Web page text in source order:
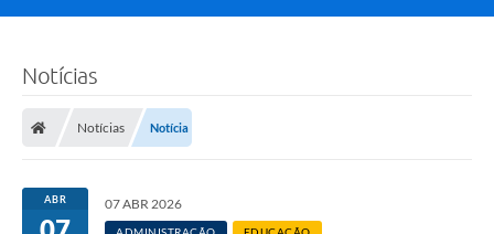
Notícias
Notícias Notícia
ABR 07 ABR 2026